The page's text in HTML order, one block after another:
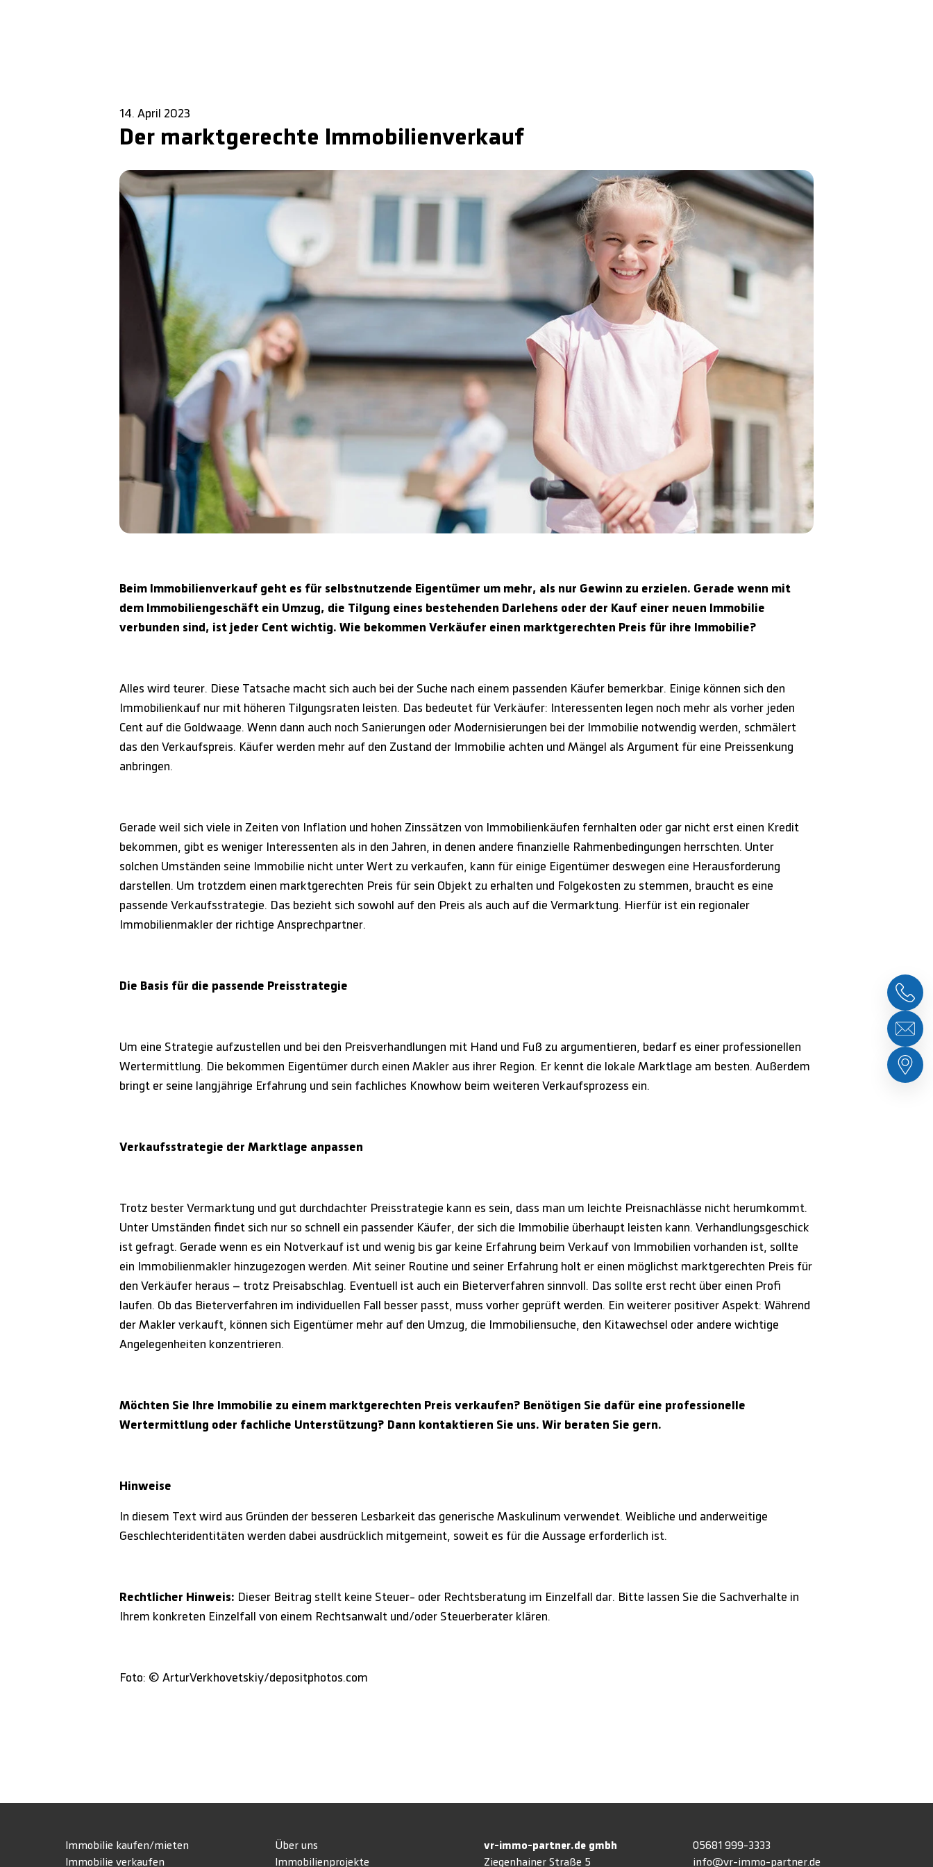
14. April 2023
Der marktgerechte Immobilienverkauf
Beim Immobilienverkauf geht es für selbstnutzende Eigentümer um mehr, als nur Gewinn zu erzielen. Gerade wenn mit
dem Immobiliengeschäft ein Umzug, die Tilgung eines bestehenden Darlehens oder der Kauf einer neuen Immobilie
verbunden sind, ist jeder Cent wichtig. Wie bekommen Verkäufer einen marktgerechten Preis für ihre Immobilie?
Alles wird teurer. Diese Tatsache macht sich auch bei der Suche nach einem passenden Käufer bemerkbar. Einige können sich den
Immobilienkauf nur mit höheren Tilgungsraten leisten. Das bedeutet für Verkäufer: Interessenten legen noch mehr als vorher jeden
Cent auf die Goldwaage. Wenn dann auch noch Sanierungen oder Modernisierungen bei der Immobilie notwendig werden, schmälert
das den Verkaufspreis. Käufer werden mehr auf den Zustand der Immobilie achten und Mängel als Argument für eine Preissenkung
anbringen.
Gerade weil sich viele in Zeiten von Inflation und hohen Zinssätzen von Immobilienkäufen fernhalten oder gar nicht erst einen Kredit
bekommen, gibt es weniger Interessenten als in den Jahren, in denen andere finanzielle Rahmenbedingungen herrschten. Unter
solchen Umständen seine Immobilie nicht unter Wert zu verkaufen, kann für einige Eigentümer deswegen eine Herausforderung
darstellen. Um trotzdem einen marktgerechten Preis für sein Objekt zu erhalten und Folgekosten zu stemmen, braucht es eine
passende Verkaufsstrategie. Das bezieht sich sowohl auf den Preis als auch auf die Vermarktung. Hierfür ist ein regionaler
Immobilienmakler der richtige Ansprechpartner.
Die Basis für die passende Preisstrategie
Um eine Strategie aufzustellen und bei den Preisverhandlungen mit Hand und Fuß zu argumentieren, bedarf es einer professionellen
Wertermittlung. Die bekommen Eigentümer durch einen Makler aus ihrer Region. Er kennt die lokale Marktlage am besten. Außerdem
bringt er seine langjährige Erfahrung und sein fachliches Knowhow beim weiteren Verkaufsprozess ein.
Verkaufsstrategie der Marktlage anpassen
Trotz bester Vermarktung und gut durchdachter Preisstrategie kann es sein, dass man um leichte Preisnachlässe nicht herumkommt.
Unter Umständen findet sich nur so schnell ein passender Käufer, der sich die Immobilie überhaupt leisten kann. Verhandlungsgeschick
ist gefragt. Gerade wenn es ein Notverkauf ist und wenig bis gar keine Erfahrung beim Verkauf von Immobilien vorhanden ist, sollte
ein Immobilienmakler hinzugezogen werden. Mit seiner Routine und seiner Erfahrung holt er einen möglichst marktgerechten Preis für
den Verkäufer heraus – trotz Preisabschlag. Eventuell ist auch ein Bieterverfahren sinnvoll. Das sollte erst recht über einen Profi
laufen. Ob das Bieterverfahren im individuellen Fall besser passt, muss vorher geprüft werden. Ein weiterer positiver Aspekt: Während
der Makler verkauft, können sich Eigentümer mehr auf den Umzug, die Immobiliensuche, den Kitawechsel oder andere wichtige
Angelegenheiten konzentrieren.
Möchten Sie Ihre Immobilie zu einem marktgerechten Preis verkaufen? Benötigen Sie dafür eine professionelle
Wertermittlung oder fachliche Unterstützung? Dann kontaktieren Sie uns. Wir beraten Sie gern.
Hinweise
In diesem Text wird aus Gründen der besseren Lesbarkeit das generische Maskulinum verwendet. Weibliche und anderweitige
Geschlechteridentitäten werden dabei ausdrücklich mitgemeint, soweit es für die Aussage erforderlich ist.
Rechtlicher Hinweis: Dieser Beitrag stellt keine Steuer- oder Rechtsberatung im Einzelfall dar. Bitte lassen Sie die Sachverhalte in
Ihrem konkreten Einzelfall von einem Rechtsanwalt und/oder Steuerberater klären.
Foto: © ArturVerkhovetskiy/depositphotos.com
Immobilie kaufen/mieten
Immobilie verkaufen
Über uns
Immobilienprojekte
vr-immo-partner.de gmbh
Ziegenhainer Straße 5
05681 999-3333
info@vr-immo-partner.de